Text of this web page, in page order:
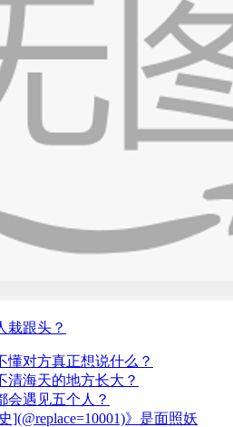
栽跟头？
懂对方真正想说什么？
清海天的地方长大？
会遇见五个人？
](@replace=10001)》是面照妖